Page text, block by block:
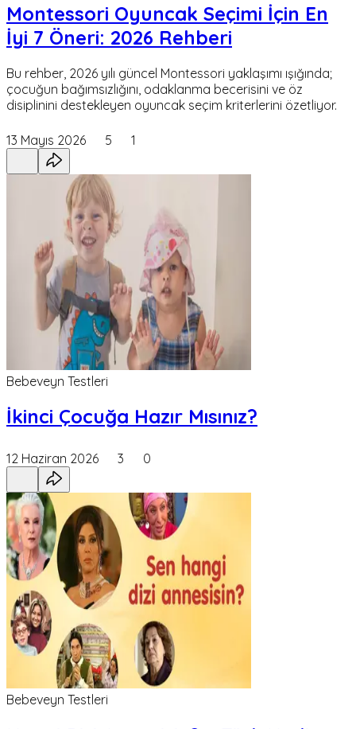
Montessori Oyuncak Seçimi İçin En
İyi 7 Öneri: 2026 Rehberi
Bu rehber, 2026 yılı güncel Montessori yaklaşımı ışığında;
çocuğun bağımsızlığını, odaklanma becerisini ve öz
disiplinini destekleyen oyuncak seçim kriterlerini özetliyor.
13 Mayıs 2026 5 1
Bebeveyn Testleri
İkinci Çocuğa Hazır Mısınız?
12 Haziran 2026 3 0
Bebeveyn Testleri